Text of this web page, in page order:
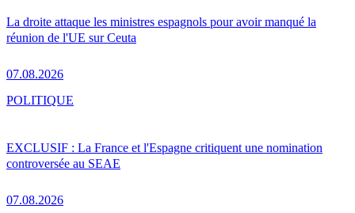
La droite attaque les ministres espagnols pour avoir manqué la
réunion de l'UE sur Ceuta
07.08.2026
EXCLUSIF : La France et l'Espagne critiquent une nomination
controversée au SEAE
07.08.2026
POLITIQUE